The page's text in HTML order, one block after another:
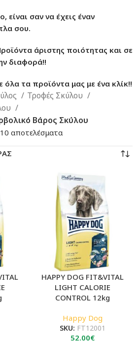
είναι σαν να έχεις έναν
σου.
άριστης ποιότητας και σε
διαφορά!!
τα προϊόντα μας με ένα κλίκ!!
Τροφές Σκύλου
Βάρος Σκύλου
αποτελέσματα
by
HAPPY DOG FIT&VITAL
LIGHT CALORIE
CONTROL 12kg
Happy Dog
SKU: FT12001
52.00€